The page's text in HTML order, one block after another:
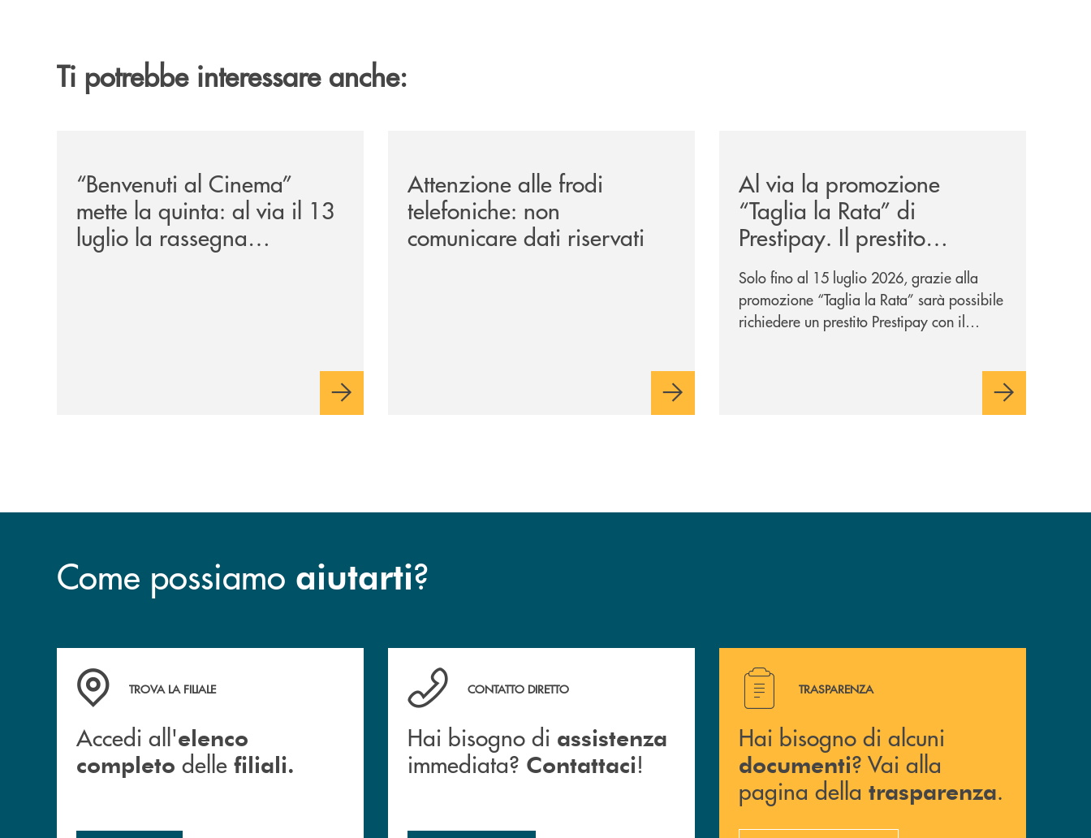
Ti potrebbe interessare anche:
“Benvenuti al Cinema”
mette la quinta: al via il 13
luglio la rassegna
cinematografica nella corte
Attenzione alle frodi
telefoniche: non
comunicare dati riservati
Al via la promozione
“Taglia la Rata” di
Prestipay. Il prestito
personale che si fa in due
per te!
Solo fino al 15 luglio 2026, grazie alla
promozione “Taglia la Rata” sarà possibile
richiedere un prestito Prestipay con il
Come possiamo aiutarti?
Accedi all' elenco completo delle filiali.
TROVA LA FILIALE
Accedi all'elenco
completo delle filiali.
Hai bisogno di assistenza immediata? Contattaci !
CONTATTO DIRETTO
Hai bisogno di assistenza
immediata? Contattaci!
Hai bisogno di alcuni documenti ? Vai alla pagina della
TRASPARENZA
Hai bisogno di alcuni
documenti? Vai alla
pagina della trasparenza.